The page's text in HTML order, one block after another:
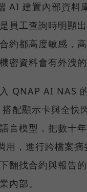
AI 建置內部資料
員工查詢時明顯
約都高度敏感，
密資料會有外洩的
QNAP AI NAS
配顯示卡與全快
言模型，把數十
用，進行跨檔案摘
翻找合約與報告
內部。